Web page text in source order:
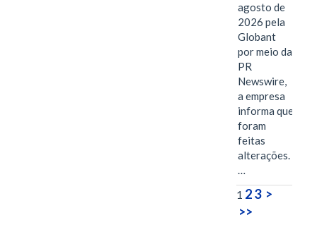
agosto de
2026 pela
Globant
por meio da
PR
Newswire,
a empresa
informa que
foram
feitas
alterações.
…
1 23 >
>>